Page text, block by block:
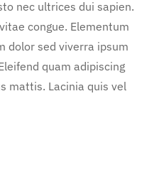
nec ultrices dui sapien.
congue. Elementum
dolor sed viverra ipsum
quam adipiscing
mattis. Lacinia quis vel